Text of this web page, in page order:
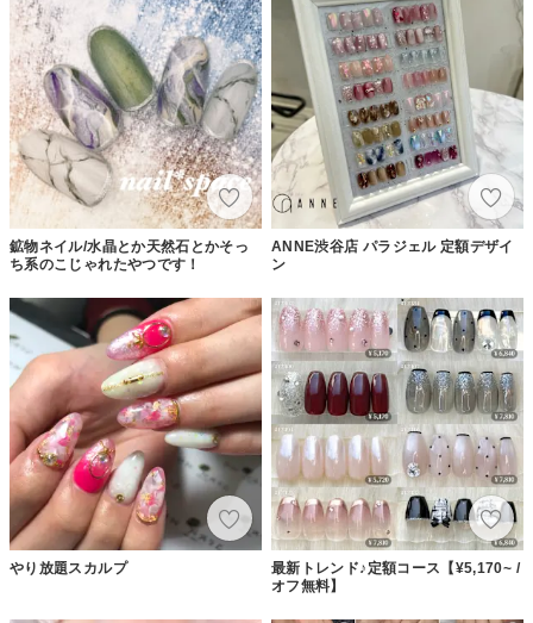
鉱物ネイル/水晶とか天然石とかそっ
ち系のこじゃれたやつです！
ANNE渋谷店 パラジェル 定額デザイ
ン
やり放題スカルプ
最新トレンド♪定額コース【¥5,170~ /
オフ無料】